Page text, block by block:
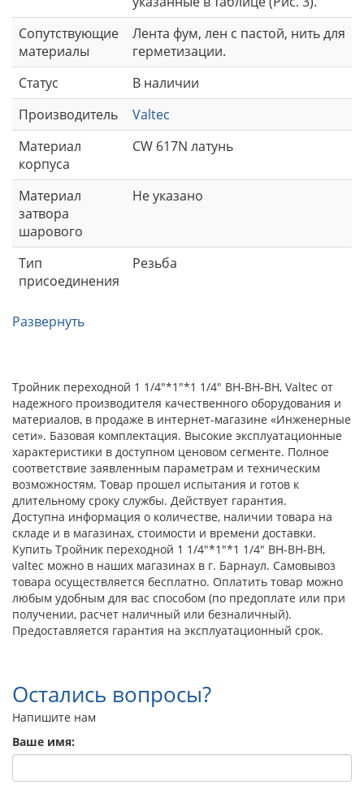
Сопутствующие
материалы
Лента фум, лен с пастой, нить для
герметизации.
Статус
В наличии
Производитель
Valtec
Материал
корпуса
CW 617N латунь
Материал
затвора
шарового
Не указано
Тип
присоединения
Резьба
Развернуть
Тройник переходной 1 1/4"*1"*1 1/4" ВН-ВН-ВН, Valtec от
надежного производителя качественного оборудования и
материалов, в продаже в интернет-магазине «Инженерные
сети». Базовая комплектация. Высокие эксплуатационные
характеристики в доступном ценовом сегменте. Полное
соответствие заявленным параметрам и техническим
возможностям. Товар прошел испытания и готов к
длительному сроку службы. Действует гарантия.
Доступна информация о количестве, наличии товара на
складе и в магазинах, стоимости и времени доставки.
Купить Тройник переходной 1 1/4"*1"*1 1/4" ВН-ВН-ВН,
valtec можно в наших магазинах в г. Барнаул. Самовывоз
товара осуществляется бесплатно. Оплатить товар можно
любым удобным для вас способом (по предоплате или при
получении, расчет наличный или безналичный).
Предоставляется гарантия на эксплуатационный срок.
Остались вопросы?
Напишите нам
Ваше имя: